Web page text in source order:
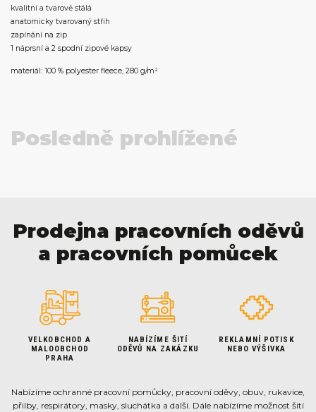
kvalitní a tvarově stálá
anatomicky tvarovaný střih
zapínání na zip
1 náprsní a 2 spodní zipové kapsy
materiál: 100 % polyester fleece, 280 g/m²
Posledně prohlížené
Prodejna pracovních oděvů
a pracovních pomůcek
VELKOBCHOD A
MALOOBCHOD
PRAHA
NABÍZÍME ŠITÍ
ODĚVŮ NA ZAKÁZKU
REKLAMNÍ POTISK
NEBO VÝŠIVKA
Nabízíme ochranné pracovní pomůcky, pracovní oděvy, obuv, rukavice,
přilby, respirátory, masky, sluchátka a další. Dále nabízíme možnost šití